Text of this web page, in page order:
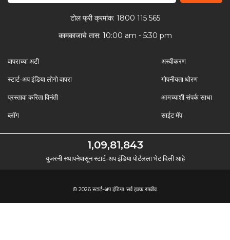
टोल फ्री क्रमांक: 1800 115 565
कामकाजाचे तास: 10:00 am - 5:30 pm
वापराच्या अटी
स्टार्ट-अप इंडिया लोगो वापरा
प्रस्तावा करिता विनंती
ब्लॉग
अस्वीकरण
गोपनीयता धोरण
आमच्याशी संपर्क साधा
साईट मॅप
1,09,81,843
युजरनी स्थापनेपासून स्टार्ट-अप इंडिया पोर्टलला भेट दिली आहे
© 2026 स्टार्ट-अप इंडिया. सर्व हक्क राखीव.